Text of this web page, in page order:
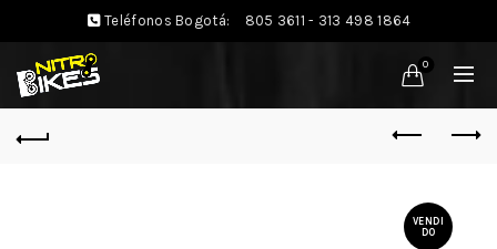
Teléfonos Bogotá: 805 3611 - 313 498 1864
0
VENDI
DO